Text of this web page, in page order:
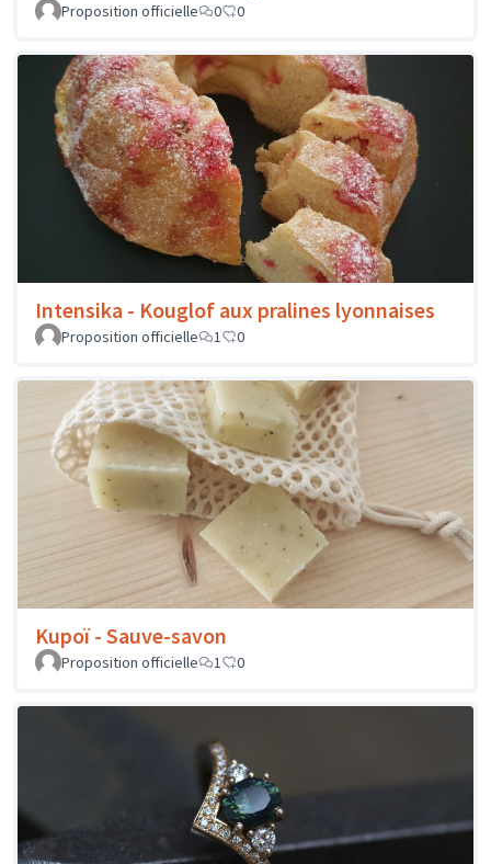
Proposition officielle 0 0
Intensika - Kouglof aux pralines lyonnaises
Proposition officielle 1 0
Kupoï - Sauve-savon
Proposition officielle 1 0